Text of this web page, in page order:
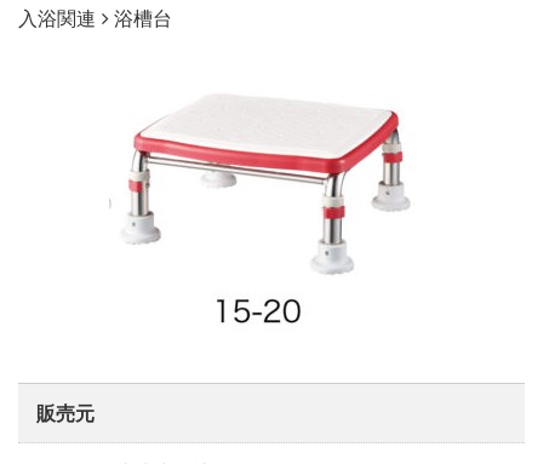
入浴関連 浴槽台
販売元